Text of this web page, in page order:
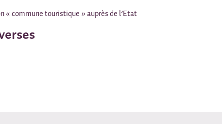
« commune touristique » auprès de l’Etat